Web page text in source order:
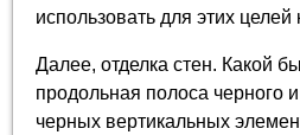
использовать для этих
Далее, отделка стен. Какой
продольная полоса черного
черных вертикальных